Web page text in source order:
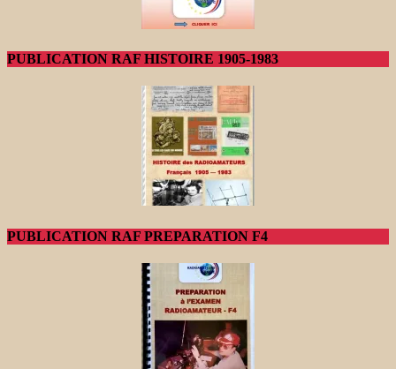
PUBLICATION RAF HISTOIRE 1905-1983
PUBLICATION RAF PREPARATION F4